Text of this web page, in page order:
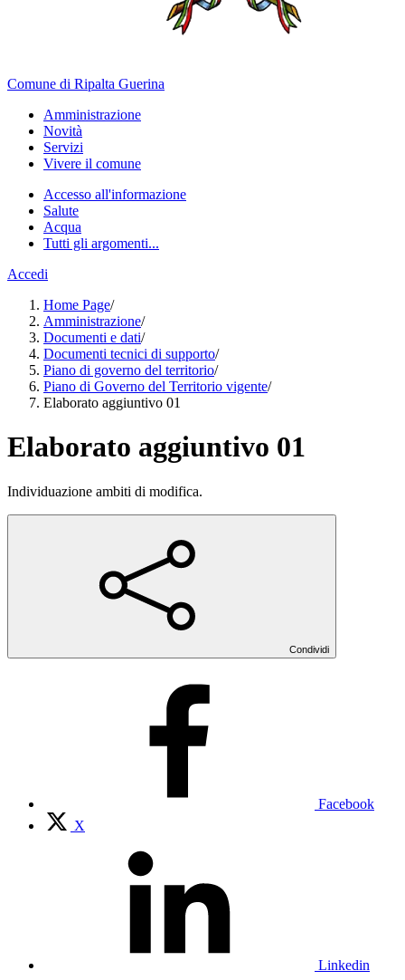
Comune di Ripalta Guerina
Amministrazione
Novità
Servizi
Vivere il comune
Accesso all'informazione
Salute
Acqua
Tutti gli argomenti...
Accedi
Home Page/
Amministrazione/
Documenti e dati/
Documenti tecnici di supporto/
Piano di governo del territorio/
Piano di Governo del Territorio vigente/
Elaborato aggiuntivo 01
Elaborato aggiuntivo 01
Individuazione ambiti di modifica.
Condividi
Facebook
X
Linkedin